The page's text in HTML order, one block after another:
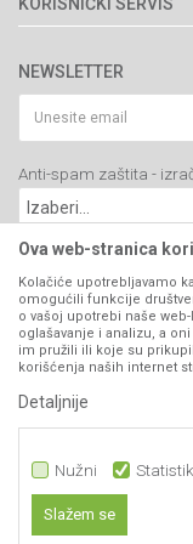
34000 Kragujevac,
PIB: 102135221
Matični broj: 07593252
Prodavnice
Brendovi
Katalozi
Blog
Najčešća pitanja
Politika privatnosti
Kako kupiti
Isporuka
Click & Collect
Načini plaćanja
Plaćanje karticama
Web kredit Raiffeisen
Pravo na odustajanje
Reklamacije
Zamena artikala
NEWSLETTER
Anti-spam zaštita -
VIBER I SMS
PRATITE NAS
Ova web-stranica
Kolačiće upotrebljavamo
omogućili funkcije
o vašoj upotrebi naše
oglašavanje i analizu, a
im pružili ili koje su
korišćenja naših internet
Detaljnije
Nužni
Slažem se